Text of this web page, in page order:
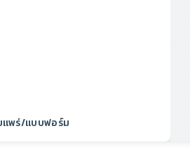
แพร่/แบบฟอร์ม